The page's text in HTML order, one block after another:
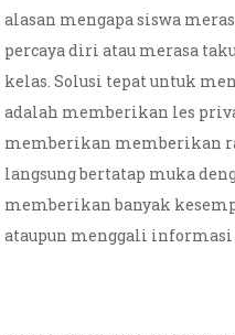
alasan mengapa siswa
percaya diri atau merasa
kelas. Solusi tepat untuk
adalah memberikan les
memberikan memberikan
langsung bertatap muka
memberikan banyak
ataupun menggali